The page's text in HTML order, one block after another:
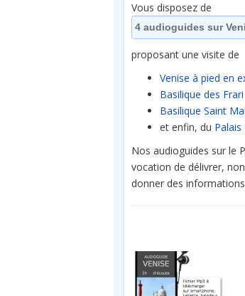
Vous disposez de
4 audioguides sur
proposant une visite de
Venise à pied en
Basilique des Frari
Basilique Saint
et enfin, du
Nos audioguides sur le
vocation de délivrer,
donner des